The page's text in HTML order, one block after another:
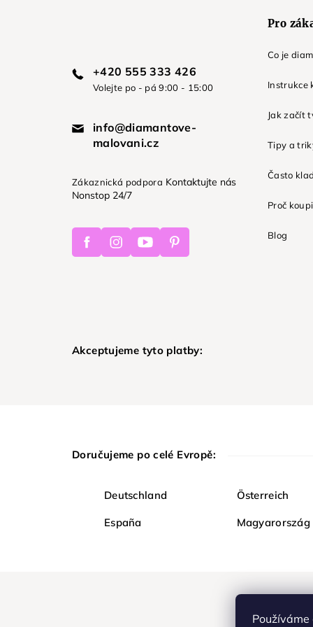
+420 555 333 426
Volejte po - pá 9:00 - 15:00
info@diamantove-
malovani.cz
Zákaznická podpora Kontaktujte nás
Nonstop 24/7
FacebookInstagramYoutubePinterest
Pro
Co je
Instrukce
Jak začít
Tipy a
Často
Proč
Blog
Akceptujeme tyto platby:
Doručujeme po celé Evropě:
Deutschland Österreich
España Magyarország